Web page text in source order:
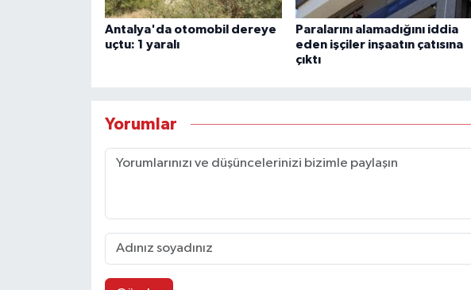
Antalya'da otomobil dereye
uçtu: 1 yaralı
Paralarını alamadığını iddia
eden işçiler inşaatın çatısına
çıktı
Yorumlar